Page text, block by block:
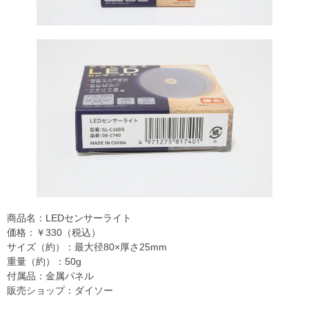
商品名：LEDセンサーライト
価格：￥330（税込）
サイズ（約）：最大径80×厚さ25mm
重量（約）：50g
付属品：金属パネル
販売ショップ：ダイソー